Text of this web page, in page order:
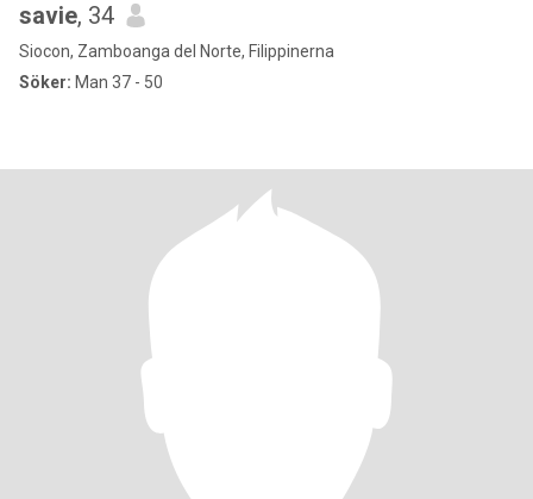
savie, 34
Siocon, Zamboanga del Norte, Filippinerna
Söker: Man 37 - 50